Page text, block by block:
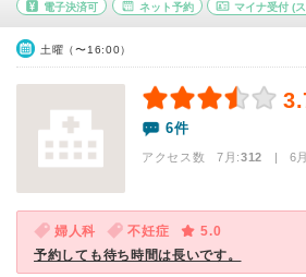
電子決済可 ネット予約 マイナ受付 (
土曜（〜16:00）
6件
アクセス数 7月:312 | 6
婦人科 不妊症
5.0
予約しても待ち時間は長いです。